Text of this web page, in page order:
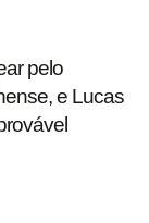
pelo
e Lucas